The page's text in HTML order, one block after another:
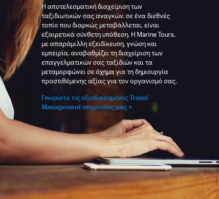
Η αποτελεσματική διαχείριση των
ταξιδιωτικών σας αναγκών, σε ένα διεθνές
τοπίο που διαρκώς μεταβάλλεται, είναι
εξαιρετικά σύνθετη υπόθεση. Η Marine Tours,
με απαράμιλλη εξειδίκευση, γνώση και
εμπειρία, αναβαθμίζει τη διαχείριση των
επαγγελματικών σας ταξιδιών και τα
μεταμορφώνει σε όχημα για τη δημιουργία
προστιθέμενης αξίας για τον οργανισμό σας.
Γνωρίστε τις εξειδικευμένες Travel
Management υπηρεσίες μας >